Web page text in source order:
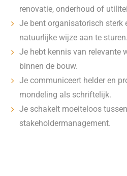
renovatie, onderhoud of
Je bent organisatorisch sterk
natuurlijke wijze aan te sturen.
Je hebt kennis van relevante
binnen de bouw.
Je communiceert helder en
mondeling als schriftelijk.
Je schakelt moeiteloos
stakeholdermanagement.